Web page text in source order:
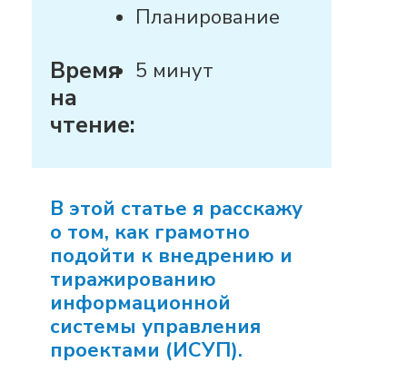
Планирование
Время
на
чтение:
5 минут
В этой статье я расскажу
о том, как грамотно
подойти к внедрению и
тиражированию
информационной
системы управления
проектами (ИСУП).